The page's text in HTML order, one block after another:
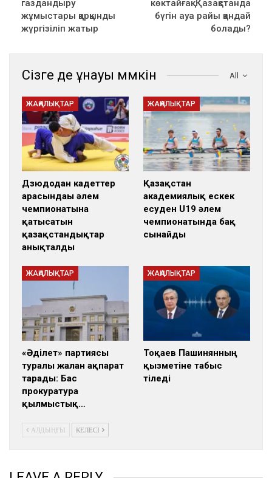
газдандыру
жұмыстары қарқынды
жүргізіліп жатыр
көктайғақ: Қазақстанда
бүгін ауа райы қандай
болады?
All
Сізге де ұнауы мүмкін
ЖАҢАЛЫҚТАР
Дзюдодан кадеттер
арасындағы әлем
чемпионатына
қатысатын
қазақстандықтар
анықталды
ЖАҢАЛЫҚТАР
Қазақстан
академиялық ескек
есуден U19 әлем
чемпионатында бақ
сынайды
ЖАҢАЛЫҚТАР
«Әділет» партиясы
туралы жалған ақпарат
тарады: Бас
прокуратура
қылмыстық…
ЖАҢАЛЫҚТАР
Тоқаев Пашинянның
қызметіне табыс
тіледі
АЛДЫҢҒЫ КЕЛЕСІ